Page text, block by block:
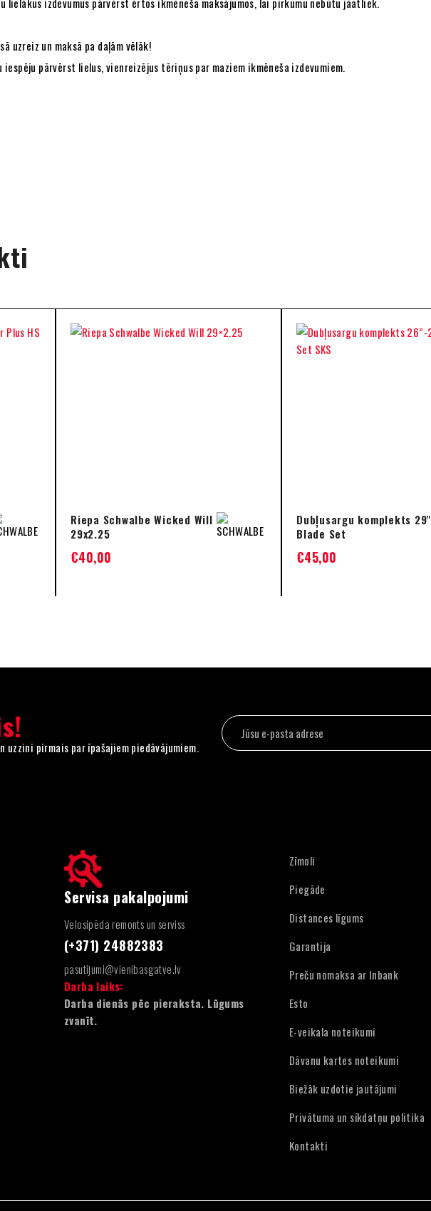
uzreiz un maksā pa daļām vēlāk!
pārvērst lielus, vienreizējus tēriņus par maziem ikmēneša izdevumiem.
Riepa Schwalbe Wicked Will
29x2.25
€40,00
Dubļusargu komplekts 29''
Blade Set
€45,00
uzzini pirmais par īpašajiem piedāvājumiem.
Servisa pakalpojumi
Velosipēda remonts un serviss
(+371) 24882383
pasutijumi@vienibasgatve.lv
Darba laiks:
Darba dienās pēc pieraksta. Lūgums
zvanīt.
Zīmoli
Piegāde
Distances līgums
Garantija
Preču nomaksa ar Inbank
Esto
E-veikala noteikumi
Dāvanu kartes noteikumi
Biežāk uzdotie jautājumi
Privātuma un sīkdatņu politika
Kontakti